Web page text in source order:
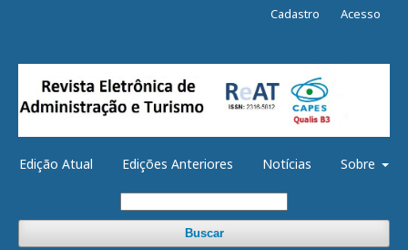
Edição Atual Edições Anteriores Notícias Sobre
Buscar
Cadastro Acesso